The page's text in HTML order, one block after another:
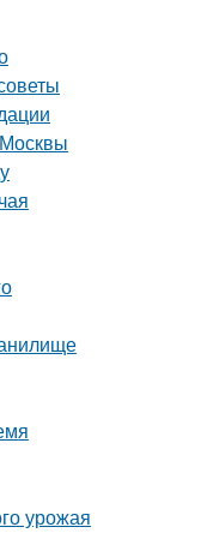
урожая